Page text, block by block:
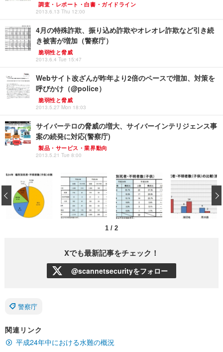
調査・レポート・白書・ガイドライン
2013.6.13 Thu 12:00
4月の特殊詐欺、振り込め詐欺やオレオレ詐欺など引き続
き被害が増加（警察庁）
脆弱性と脅威
2013.6.4 Tue 15:47
Webサイト改ざんが昨年より2倍のペースで増加、対策を
呼びかけ（@police）
脆弱性と脅威
2013.5.27 Mon 18:03
サイバーテロの脅威の増大、サイバーインテリジェンス事
案の続発に対応(警察庁)
製品・サービス・業界動向
2013.5.21 Tue 8:00
1 / 2
‹
Xでも最新記事をチェック！
@scannetsecurityをフォロー
警察庁
関連リンク
平成24年中における水難の概況